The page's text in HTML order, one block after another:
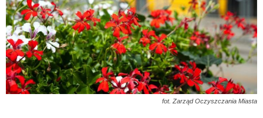
fot. Zarząd Oczyszczania Miasta